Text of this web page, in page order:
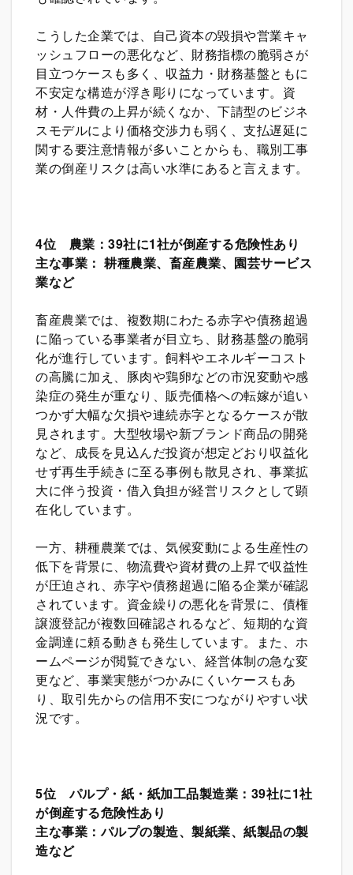
こうした企業では、自己資本の毀損や営業キャ
ッシュフローの悪化など、財務指標の脆弱さが
目立つケースも多く、収益力・財務基盤ともに
不安定な構造が浮き彫りになっています。資
材・人件費の上昇が続くなか、下請型のビジネ
スモデルにより価格交渉力も弱く、支払遅延に
関する要注意情報が多いことからも、職別工事
業の倒産リスクは高い水準にあると言えます。
4位 農業：39社に1社が倒産する危険性あり
主な事業： 耕種農業、畜産農業、園芸サービス
業など
畜産農業では、複数期にわたる赤字や債務超過
に陥っている事業者が目立ち、財務基盤の脆弱
化が進行しています。飼料やエネルギーコスト
の高騰に加え、豚肉や鶏卵などの市況変動や感
染症の発生が重なり、販売価格への転嫁が追い
つかず大幅な欠損や連続赤字となるケースが散
見されます。大型牧場や新ブランド商品の開発
など、成長を見込んだ投資が想定どおり収益化
せず再生手続きに至る事例も散見され、事業拡
大に伴う投資・借入負担が経営リスクとして顕
在化しています。
一方、耕種農業では、気候変動による生産性の
低下を背景に、物流費や資材費の上昇で収益性
が圧迫され、赤字や債務超過に陥る企業が確認
されています。資金繰りの悪化を背景に、債権
譲渡登記が複数回確認されるなど、短期的な資
金調達に頼る動きも発生しています。また、ホ
ームページが閲覧できない、経営体制の急な変
更など、事業実態がつかみにくいケースもあ
り、取引先からの信用不安につながりやすい状
況です。
5位 パルプ・紙・紙加工品製造業：39社に1社
が倒産する危険性あり
主な事業：パルプの製造、製紙業、紙製品の製
造など